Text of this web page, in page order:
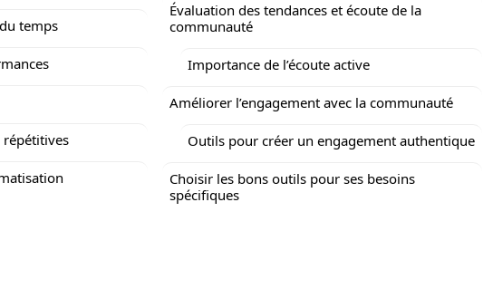
temps
répétitives
Évaluation des tendances et écoute de la
communauté
Importance de l’écoute active
Améliorer l’engagement avec la communauté
Outils pour créer un engagement authentique
Choisir les bons outils pour ses besoins
spécifiques